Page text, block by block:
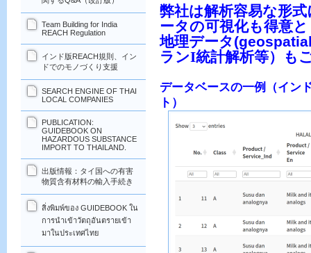
弊社は解析容易な形
ータの可視化も得意
地理データ
ランI統計解析等）も
データベースの一例（イン
ト）
Team Building for India
REACH Regulation
インド版REACH規則、イン
ドでのモノづくり支援
SEARCH ENGINE OF THAI
LOCAL COMPANIES
PUBLICATION:
GUIDEBOOK ON
HAZARDOUS SUBSTANCE
IMPORT TO THAILAND.
出版情報：タイ国への有害
物質含有材料の輸入手続き
สิ่งพิมพ์ของ GUIDEBOOK ใน
การนำเข้าวัตถุอันตรายเข้า
มาในประเทศไทย